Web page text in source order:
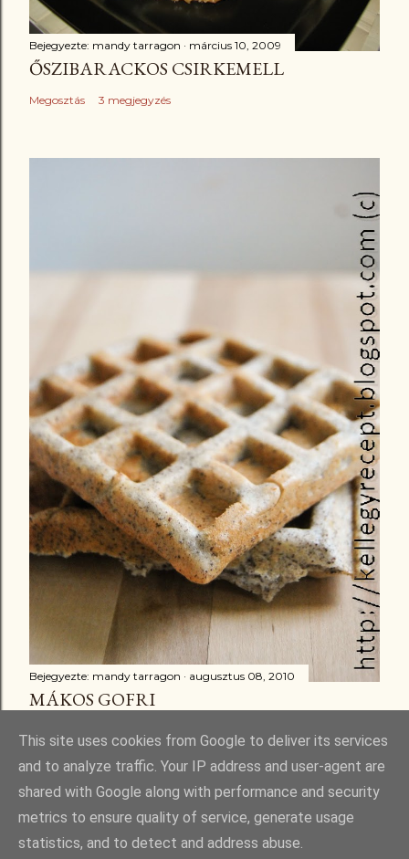
Bejegyezte: mandy tarragon március 10, 2009
ŐSZIBARACKOS CSIRKEMELL
Megosztás 3 megjegyzés
Bejegyezte: mandy tarragon augusztus 08, 2010
MÁKOS GOFRI
Üzemeltető: Blogger
This site uses cookies from Google to deliver its services
and to analyze traffic. Your IP address and user-agent are
shared with Google along with performance and security
metrics to ensure quality of service, generate usage
statistics, and to detect and address abuse.